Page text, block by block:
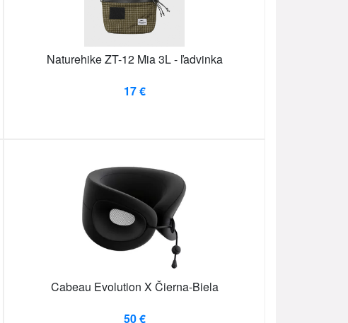
Naturehike ZT-12 Mia 3L - ľadvinka
17 €
Cabeau Evolution X Čierna-Biela
50 €